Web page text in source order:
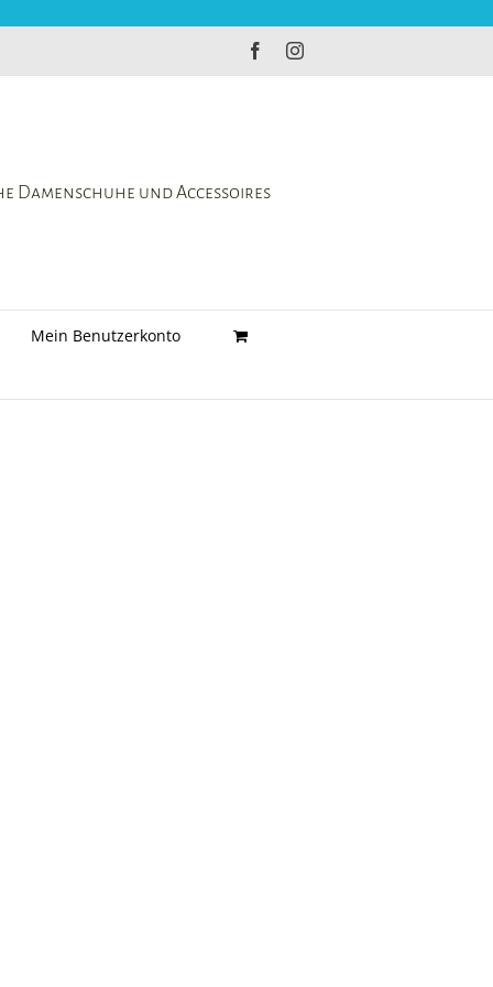
FacebookInstagram
Damenschuhe und Accessoires
Mein Benutzerkonto